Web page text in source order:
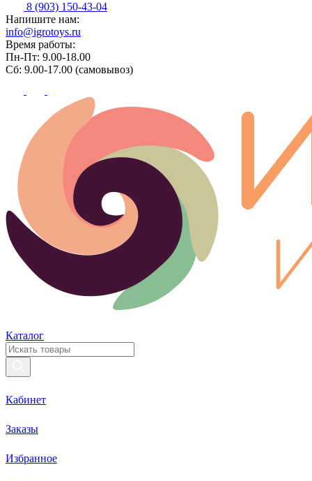
8 (903) 150-43-04
Напишите нам:
info@igrotoys.ru
Время работы:
Пн-Пт: 9.00-18.00
Сб: 9.00-17.00 (самовывоз)
Каталог
Кабинет
Заказы
Избранное